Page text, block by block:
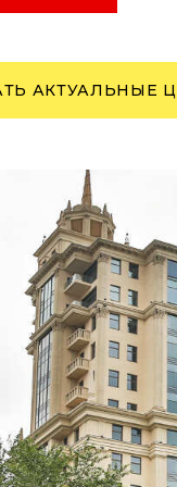
АКТУАЛЬНЫЕ